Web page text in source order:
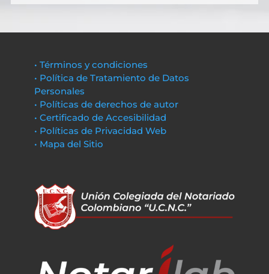
• Términos y condiciones
• Política de Tratamiento de Datos
Personales
• Políticas de derechos de autor
• Certificado de Accesibilidad
• Políticas de Privacidad Web
• Mapa del Sitio